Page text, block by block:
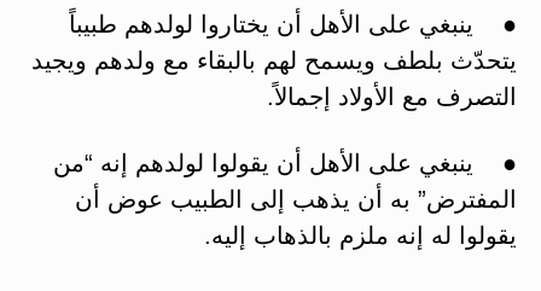
● ينبغي على الأهل أن يختاروا لولدهم طبيباً
يتحدّث بلطف ويسمح لهم بالبقاء مع ولدهم ويجيد
التصرف مع الأولاد إجمالاً.
● ينبغي على الأهل أن يقولوا لولدهم إنه “من
المفترض” به أن يذهب إلى الطبيب عوض أن
يقولوا له إنه ملزم بالذهاب إليه.